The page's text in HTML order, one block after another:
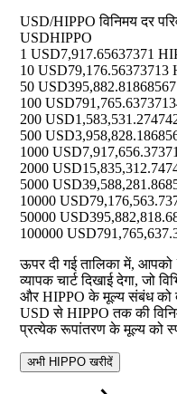
USD/HIPPO विनिमय दर
USDHIPPO
1 USD7,917.65637371
10 USD79,176.56373713
50 USD
100 USD
200 USD
500 USD
1000 USD
2000 USD
5000 USD
10000 USD
50000 USD
100000 USD
ऊपर दी गई तालिका में,
व्यापक चार्ट दिखाई देगा, जो
और HIPPO के मूल्य संबंध को
USD से HIPPO तक की
प्रत्येक रूपांतरण के मूल्य को
अभी HIPPO खरीदें